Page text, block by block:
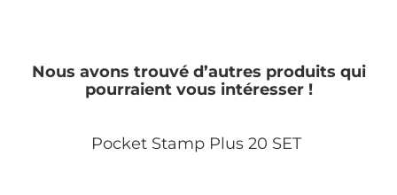
Nous avons trouvé d’autres produits qui
pourraient vous intéresser !
Pocket Stamp Plus 20 SET